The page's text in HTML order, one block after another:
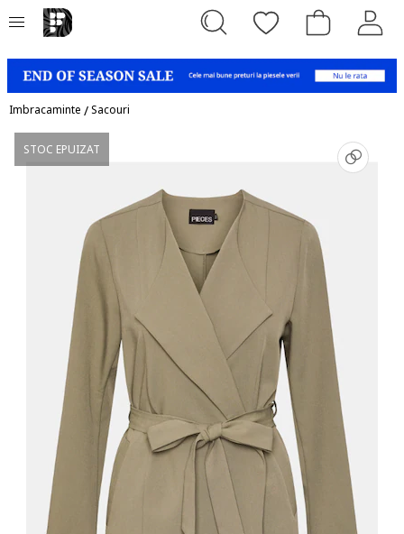
Imbracaminte /Sacouri
STOC EPUIZAT